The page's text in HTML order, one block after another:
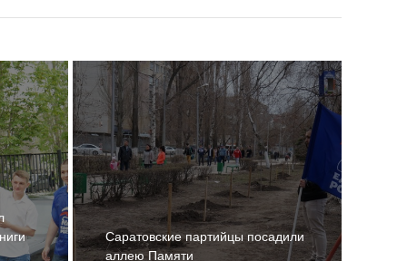
Саратовские партийцы посадили
аллею Памяти